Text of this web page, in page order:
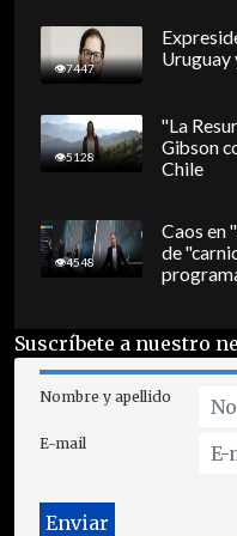
7447
Uruguay
5128
"La
Gibson
Chile
4548
Caos en
de
Suscríbete a nuestro
Nombre y apellido
E-mail